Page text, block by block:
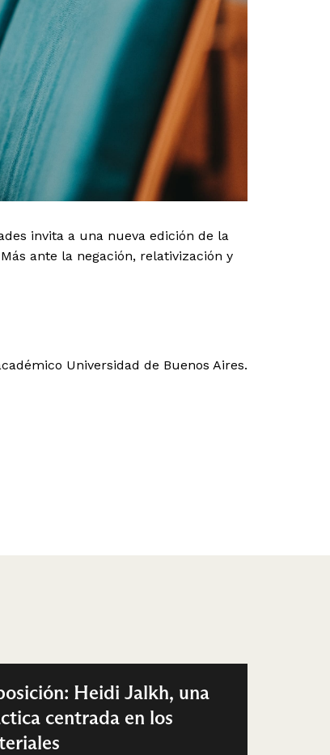
invita a una nueva edición de la
ante la negación, relativización y
Universidad de Buenos Aires.
Heidi Jalkh, una
centrada en los